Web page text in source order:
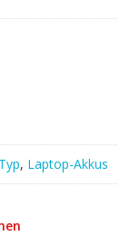
, Laptop-Akkus